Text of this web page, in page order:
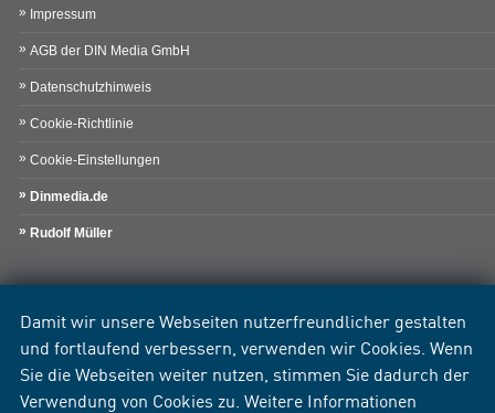
Damit wir unsere Webseiten nutzerfreundlicher gestalten
und fortlaufend verbessern, verwenden wir Cookies. Wenn
Sie die Webseiten weiter nutzen, stimmen Sie dadurch der
Verwendung von Cookies zu. Weitere Informationen
Impressum
AGB der DIN Media GmbH
Datenschutzhinweis
Cookie-Richtlinie
Cookie-Einstellungen
Dinmedia.de
Rudolf Müller